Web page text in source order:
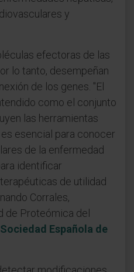
y
efectoras de las
lo tanto, desempeñan
de los genes. "El
como el conjunto
las herramientas
esencial para conocer
de la enfermedad
identificar
de utilidad
Corrales,
de Proteómica del
Sociedad Española de